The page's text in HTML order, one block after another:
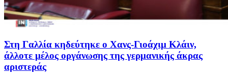
Στη Γαλλία κηδεύτηκε ο Χανς-Γιοάχιμ Κλάιν,
άλλοτε μέλος οργάνωσης της γερμανικής άκρας
αριστεράς